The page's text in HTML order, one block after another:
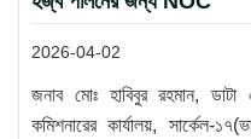
2026-04-02
জনাব মোঃ হাবিবুর রহমান,
কমিশনারের কার্যালয়, সার্কেল-